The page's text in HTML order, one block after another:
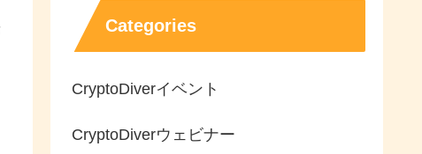
Categories
CryptoDiverイベント
CryptoDiverウェビナー